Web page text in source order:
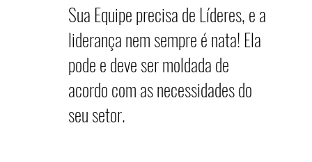
Sua Equipe precisa de Líderes, e a
liderança nem sempre é nata! Ela
pode e deve ser moldada de
acordo com as necessidades do
seu setor.